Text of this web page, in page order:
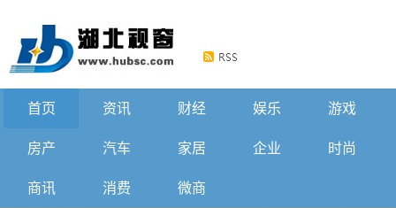
首页 资讯 财经 娱乐 游戏
房产 汽车 家居 企业 时尚
商讯 消费 微商